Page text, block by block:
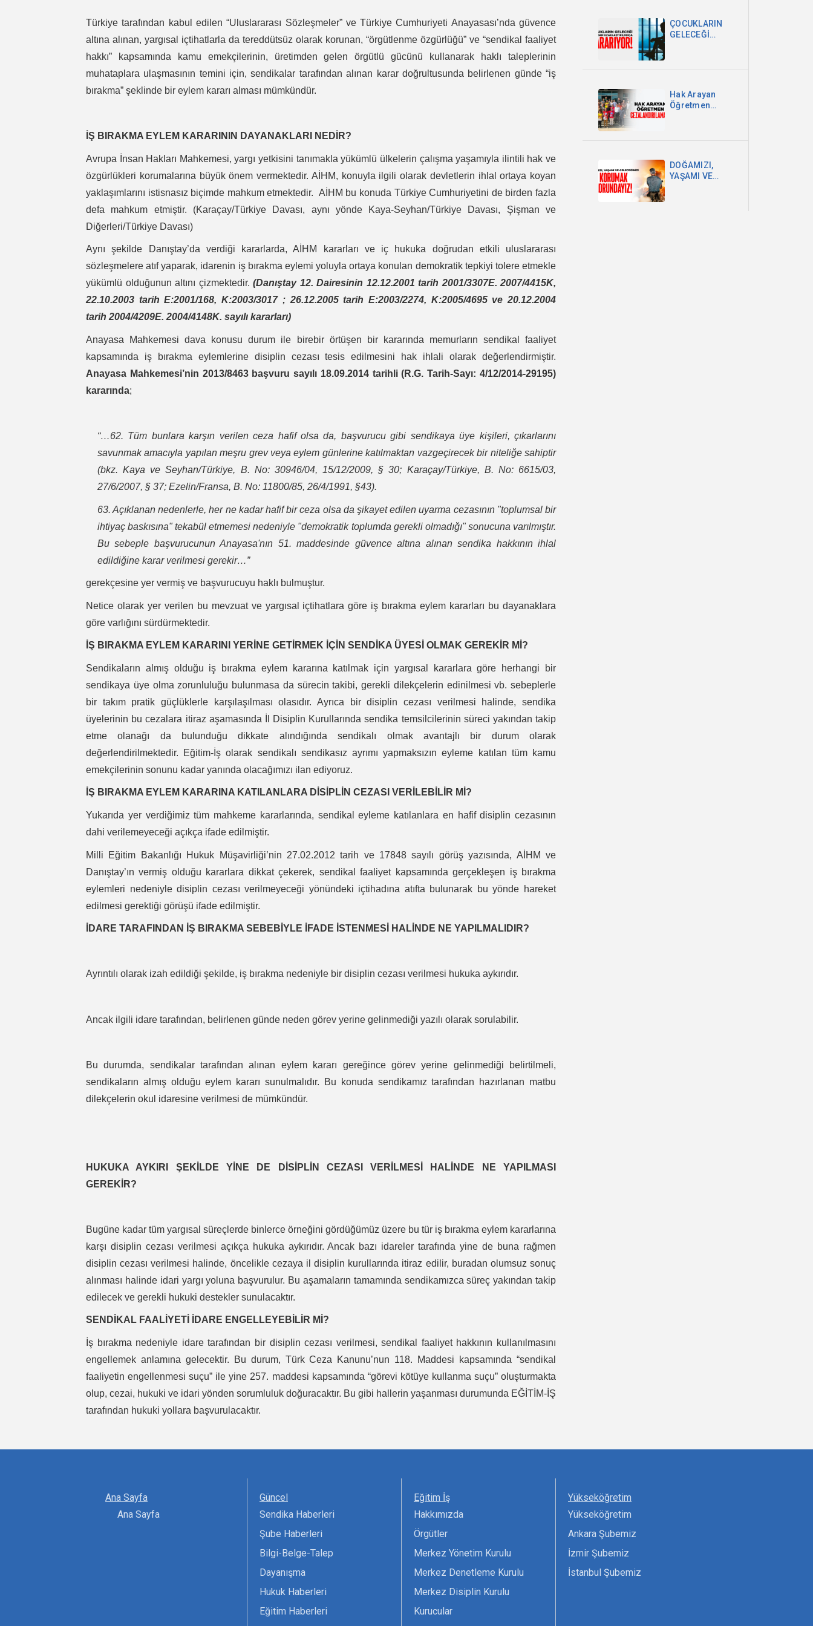
MİLLET
EGEMENLİĞİDİR
ÇOCUKLARIN
GELECEĞİ
Hak Arayan
Öğretmen
DOĞAMIZI,
YAŞAMI VE
Türkiye tarafından kabul edilen “Uluslararası Sözleşmeler” ve Türkiye Cumhuriyeti Anayasası’nda güvence
altına alınan, yargısal içtihatlarla da tereddütsüz olarak korunan, “örgütlenme özgürlüğü” ve “sendikal faaliyet
hakkı” kapsamında kamu emekçilerinin, üretimden gelen örgütlü gücünü kullanarak haklı taleplerinin
muhataplara ulaşmasının temini için, sendikalar tarafından alınan karar doğrultusunda belirlenen günde “iş
bırakma” şeklinde bir eylem kararı alması mümkündür.
İŞ BIRAKMA EYLEM KARARININ DAYANAKLARI NEDİR?
Avrupa İnsan Hakları Mahkemesi, yargı yetkisini tanımakla yükümlü ülkelerin çalışma yaşamıyla ilintili hak ve
özgürlükleri korumalarına büyük önem vermektedir. AİHM, konuyla ilgili olarak devletlerin ihlal ortaya koyan
yaklaşımlarını istisnasız biçimde mahkum etmektedir. AİHM bu konuda Türkiye Cumhuriyetini de birden fazla
defa mahkum etmiştir. (Karaçay/Türkiye Davası, aynı yönde Kaya-Seyhan/Türkiye Davası, Şişman ve
Diğerleri/Türkiye Davası)
Aynı şekilde Danıştay’da verdiği kararlarda, AİHM kararları ve iç hukuka doğrudan etkili uluslararası
sözleşmelere atıf yaparak, idarenin iş bırakma eylemi yoluyla ortaya konulan demokratik tepkiyi tolere etmekle
yükümlü olduğunun altını çizmektedir. (Danıştay 12. Dairesinin 12.12.2001 tarih 2001/3307E. 2007/4415K,
22.10.2003 tarih E:2001/168, K:2003/3017 ; 26.12.2005 tarih E:2003/2274, K:2005/4695 ve 20.12.2004
tarih 2004/4209E. 2004/4148K. sayılı kararları)
Anayasa Mahkemesi dava konusu durum ile birebir örtüşen bir kararında memurların sendikal faaliyet
kapsamında iş bırakma eylemlerine disiplin cezası tesis edilmesini hak ihlali olarak değerlendirmiştir.
Anayasa Mahkemesi’nin 2013/8463 başvuru sayılı 18.09.2014 tarihli (R.G. Tarih-Sayı: 4/12/2014-29195)
kararında;
“…62. Tüm bunlara karşın verilen ceza hafif olsa da, başvurucu gibi sendikaya üye kişileri, çıkarlarını
savunmak amacıyla yapılan meşru grev veya eylem günlerine katılmaktan vazgeçirecek bir niteliğe sahiptir
(bkz. Kaya ve Seyhan/Türkiye, B. No: 30946/04, 15/12/2009, § 30; Karaçay/Türkiye, B. No: 6615/03,
27/6/2007, § 37; Ezelin/Fransa, B. No: 11800/85, 26/4/1991, §43).
63. Açıklanan nedenlerle, her ne kadar hafif bir ceza olsa da şikayet edilen uyarma cezasının "toplumsal bir
ihtiyaç baskısına" tekabül etmemesi nedeniyle "demokratik toplumda gerekli olmadığı" sonucuna varılmıştır.
Bu sebeple başvurucunun Anayasa'nın 51. maddesinde güvence altına alınan sendika hakkının ihlal
edildiğine karar verilmesi gerekir…”
gerekçesine yer vermiş ve başvurucuyu haklı bulmuştur.
Netice olarak yer verilen bu mevzuat ve yargısal içtihatlara göre iş bırakma eylem kararları bu dayanaklara
göre varlığını sürdürmektedir.
İŞ BIRAKMA EYLEM KARARINI YERİNE GETİRMEK İÇİN SENDİKA ÜYESİ OLMAK GEREKİR Mİ?
Sendikaların almış olduğu iş bırakma eylem kararına katılmak için yargısal kararlara göre herhangi bir
sendikaya üye olma zorunluluğu bulunmasa da sürecin takibi, gerekli dilekçelerin edinilmesi vb. sebeplerle
bir takım pratik güçlüklerle karşılaşılması olasıdır. Ayrıca bir disiplin cezası verilmesi halinde, sendika
üyelerinin bu cezalara itiraz aşamasında İl Disiplin Kurullarında sendika temsilcilerinin süreci yakından takip
etme olanağı da bulunduğu dikkate alındığında sendikalı olmak avantajlı bir durum olarak
değerlendirilmektedir. Eğitim-İş olarak sendikalı sendikasız ayrımı yapmaksızın eyleme katılan tüm kamu
emekçilerinin sonunu kadar yanında olacağımızı ilan ediyoruz.
İŞ BIRAKMA EYLEM KARARINA KATILANLARA DİSİPLİN CEZASI VERİLEBİLİR Mİ?
Yukarıda yer verdiğimiz tüm mahkeme kararlarında, sendikal eyleme katılanlara en hafif disiplin cezasının
dahi verilemeyeceği açıkça ifade edilmiştir.
Milli Eğitim Bakanlığı Hukuk Müşavirliği’nin 27.02.2012 tarih ve 17848 sayılı görüş yazısında, AİHM ve
Danıştay’ın vermiş olduğu kararlara dikkat çekerek, sendikal faaliyet kapsamında gerçekleşen iş bırakma
eylemleri nedeniyle disiplin cezası verilmeyeceği yönündeki içtihadına atıfta bulunarak bu yönde hareket
edilmesi gerektiği görüşü ifade edilmiştir.
İDARE TARAFINDAN İŞ BIRAKMA SEBEBİYLE İFADE İSTENMESİ HALİNDE NE YAPILMALIDIR?
Ayrıntılı olarak izah edildiği şekilde, iş bırakma nedeniyle bir disiplin cezası verilmesi hukuka aykırıdır.
Ancak ilgili idare tarafından, belirlenen günde neden görev yerine gelinmediği yazılı olarak sorulabilir.
Bu durumda, sendikalar tarafından alınan eylem kararı gereğince görev yerine gelinmediği belirtilmeli,
sendikaların almış olduğu eylem kararı sunulmalıdır. Bu konuda sendikamız tarafından hazırlanan matbu
dilekçelerin okul idaresine verilmesi de mümkündür.
HUKUKA AYKIRI ŞEKİLDE YİNE DE DİSİPLİN CEZASI VERİLMESİ HALİNDE NE YAPILMASI
GEREKİR?
Bugüne kadar tüm yargısal süreçlerde binlerce örneğini gördüğümüz üzere bu tür iş bırakma eylem kararlarına
karşı disiplin cezası verilmesi açıkça hukuka aykırıdır. Ancak bazı idareler tarafında yine de buna rağmen
disiplin cezası verilmesi halinde, öncelikle cezaya il disiplin kurullarında itiraz edilir, buradan olumsuz sonuç
alınması halinde idari yargı yoluna başvurulur. Bu aşamaların tamamında sendikamızca süreç yakından takip
edilecek ve gerekli hukuki destekler sunulacaktır.
SENDİKAL FAALİYETİ İDARE ENGELLEYEBİLİR Mİ?
İş bırakma nedeniyle idare tarafından bir disiplin cezası verilmesi, sendikal faaliyet hakkının kullanılmasını
engellemek anlamına gelecektir. Bu durum, Türk Ceza Kanunu’nun 118. Maddesi kapsamında “sendikal
faaliyetin engellenmesi suçu” ile yine 257. maddesi kapsamında “görevi kötüye kullanma suçu” oluşturmakta
olup, cezai, hukuki ve idari yönden sorumluluk doğuracaktır. Bu gibi hallerin yaşanması durumunda EĞİTİM-İŞ
tarafından hukuki yollara başvurulacaktır.
Ana Sayfa
Ana Sayfa
Güncel
Sendika Haberleri
Şube Haberleri
Bilgi-Belge-Talep
Dayanışma
Hukuk Haberleri
Eğitim Haberleri
Eğitim İş
Hakkımızda
Örgütler
Merkez Yönetim Kurulu
Merkez Denetleme Kurulu
Merkez Disiplin Kurulu
Kurucular
Yükseköğretim
Yükseköğretim
Ankara Şubemiz
İzmir Şubemiz
İstanbul Şubemiz